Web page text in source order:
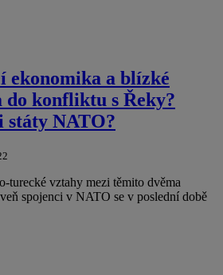
ekonomika a blízké
do konfliktu s Řeky?
státy NATO?
turecké vztahy mezi těmito dvěma
spojenci v NATO se v poslední době